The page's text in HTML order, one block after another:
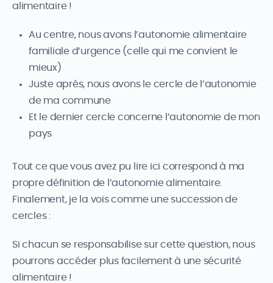
alimentaire !
Au centre, nous avons l’autonomie alimentaire
familiale d’urgence (celle qui me convient le
mieux)
Juste après, nous avons le cercle de l’autonomie
de ma commune
Et le dernier cercle concerne l’autonomie de mon
pays
Tout ce que vous avez pu lire ici correspond à ma
propre définition de l’autonomie alimentaire.
Finalement, je la vois comme une succession de
cercles :
Si chacun se responsabilise sur cette question, nous
pourrons accéder plus facilement à une sécurité
alimentaire !